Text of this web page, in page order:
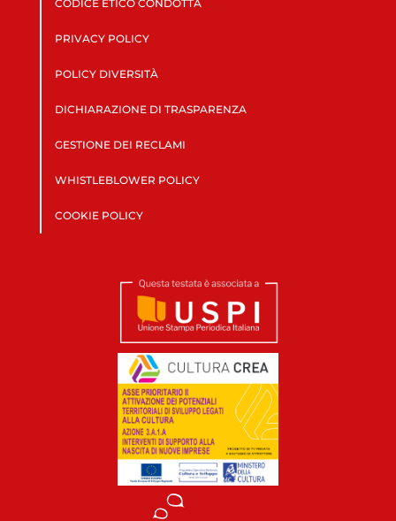
CODICE ETICO CONDOTTA
PRIVACY POLICY
POLICY DIVERSITÀ
DICHIARAZIONE DI TRASPARENZA
GESTIONE DEI RECLAMI
WHISTLEBLOWER POLICY
COOKIE POLICY